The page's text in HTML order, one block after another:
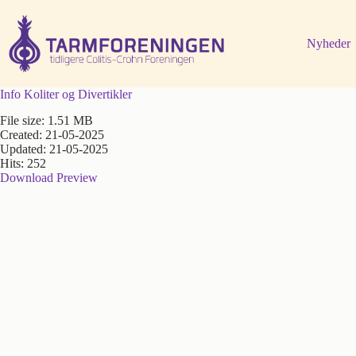
indhold
Nyheder
Info Koliter og Divertikler
File size: 1.51 MB
Created: 21-05-2025
Updated: 21-05-2025
Hits: 252
Download Preview